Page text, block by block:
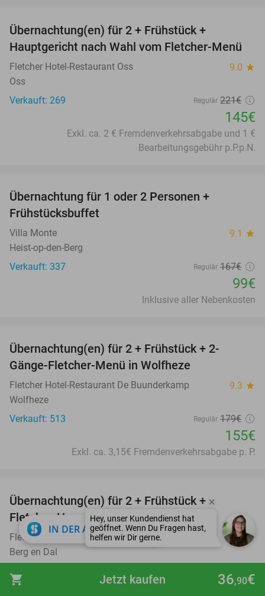
shopping_cart 36,90€
Jetzt kaufen
Übernachtung(en) für 2 + Frühstück +
Hauptgericht nach Wahl vom Fletcher-Menü
Fletcher Hotel-Restaurant Oss 9.0 star
Oss
Verkauft: 269
Regulär 221€
145€
Exkl. ca. 2 € Fremdenverkehrsabgabe und 1 €
Bearbeitungsgebühr p.P.p.N.
Übernachtung für 1 oder 2 Personen +
Frühstücksbuffet
Villa Monte 9.1 star
Heist-op-den-Berg
Verkauft: 337
Regulär 167€
99€
Inklusive aller Nebenkosten
Übernachtung(en) für 2 + Frühstück + 2-
Gänge-Fletcher-Menü in Wolfheze
Fletcher Hotel-Restaurant De Buunderkamp 9.3 star
Wolfheze
Verkauft: 513
Regulär 179€
155€
Exkl. ca. 3,15€ Fremdenverkehrsabgabe p. P.
Übernachtung(en) für 2 + Frühstück +
Fletcher-Hauptgericht nach Wahl
Fletcher Hotel-Restaurant Erica 9.2 star
Berg en Dal
Verkauft: 918
145€
IN DER APP ÖFFNEN close